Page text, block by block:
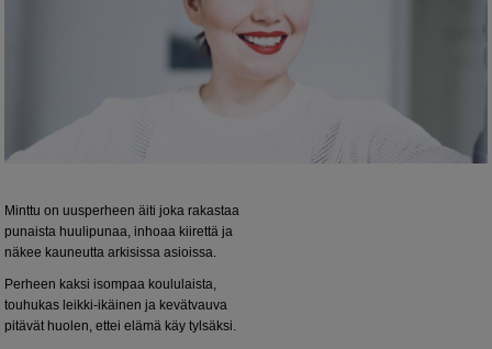
Minttu on uusperheen äiti joka rakastaa
punaista huulipunaa, inhoaa kiirettä ja
näkee kauneutta arkisissa asioissa.
Perheen kaksi isompaa koululaista,
touhukas leikki-ikäinen ja kevätvauva
pitävät huolen, ettei elämä käy tylsäksi.